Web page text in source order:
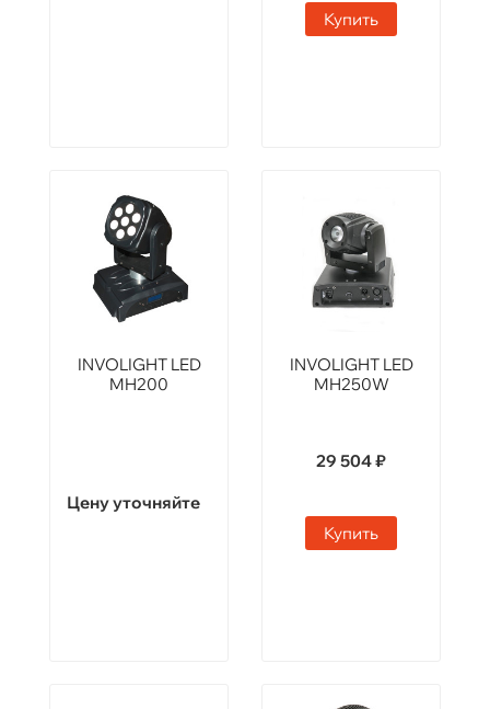
Купить
INVOLIGHT LED
MH200
Цену уточняйте
INVOLIGHT LED
MH250W
29 504 ₽
Купить